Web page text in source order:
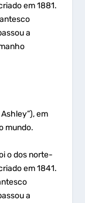
em 1881.
a
em
mundo.
o dos norte-
em 1841.
a